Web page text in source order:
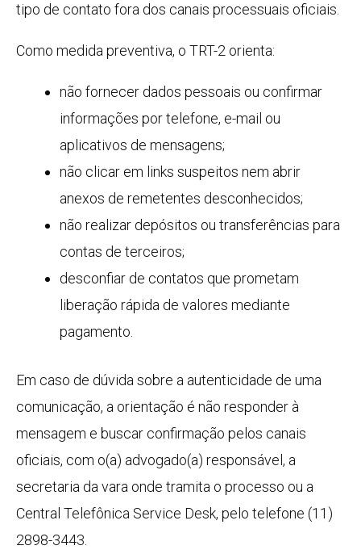
tipo de contato fora dos canais processuais oficiais.
Como medida preventiva, o TRT-2 orienta:
não fornecer dados pessoais ou confirmar
informações por telefone, e-mail ou
aplicativos de mensagens;
não clicar em links suspeitos nem abrir
anexos de remetentes desconhecidos;
não realizar depósitos ou transferências para
contas de terceiros;
desconfiar de contatos que prometam
liberação rápida de valores mediante
pagamento.
Em caso de dúvida sobre a autenticidade de uma
comunicação, a orientação é não responder à
mensagem e buscar confirmação pelos canais
oficiais, com o(a) advogado(a) responsável, a
secretaria da vara onde tramita o processo ou a
Central Telefônica Service Desk, pelo telefone (11)
2898-3443.